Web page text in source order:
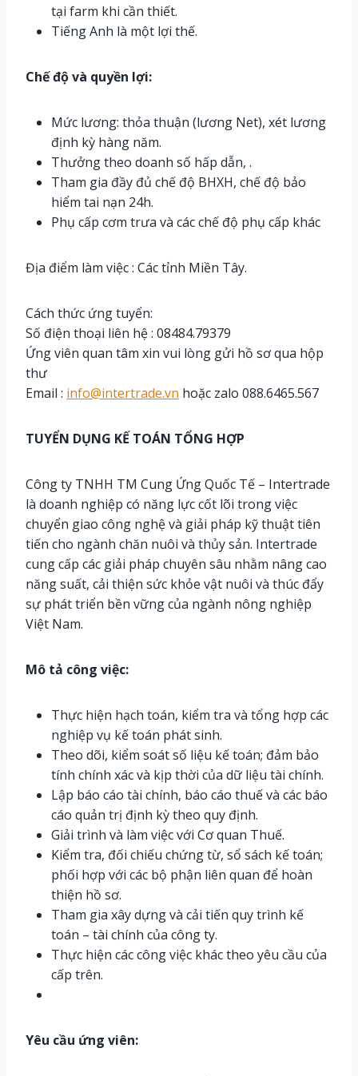
tại farm khi cần thiết.
Tiếng Anh là một lợi thế.
Chế độ và quyền lợi:
Mức lương: thỏa thuận (lương Net), xét lương
định kỳ hàng năm.
Thưởng theo doanh số hấp dẫn, .
Tham gia đầy đủ chế độ BHXH, chế độ bảo
hiểm tai nạn 24h.
Phụ cấp cơm trưa và các chế độ phụ cấp khác
Địa điểm làm việc : Các tỉnh Miền Tây.
Cách thức ứng tuyển:
Số điện thoại liên hệ : 08484.79379
Ứng viên quan tâm xin vui lòng gửi hồ sơ qua hộp
thư
Email : info@intertrade.vn hoặc zalo 088.6465.567
TUYỂN DỤNG KẾ TOÁN TỔNG HỢP
Công ty TNHH TM Cung Ứng Quốc Tế – Intertrade
là doanh nghiệp có năng lực cốt lõi trong việc
chuyển giao công nghệ và giải pháp kỹ thuật tiên
tiến cho ngành chăn nuôi và thủy sản. Intertrade
cung cấp các giải pháp chuyên sâu nhằm nâng cao
năng suất, cải thiện sức khỏe vật nuôi và thúc đẩy
sự phát triển bền vững của ngành nông nghiệp
Việt Nam.
Mô tả công việc:
Thực hiện hạch toán, kiểm tra và tổng hợp các
nghiệp vụ kế toán phát sinh.
Theo dõi, kiểm soát số liệu kế toán; đảm bảo
tính chính xác và kịp thời của dữ liệu tài chính.
Lập báo cáo tài chính, báo cáo thuế và các báo
cáo quản trị định kỳ theo quy định.
Giải trình và làm việc với Cơ quan Thuế.
Kiểm tra, đối chiếu chứng từ, sổ sách kế toán;
phối hợp với các bộ phận liên quan để hoàn
thiện hồ sơ.
Tham gia xây dựng và cải tiến quy trình kế
toán – tài chính của công ty.
Thực hiện các công việc khác theo yêu cầu của
cấp trên.
Yêu cầu ứng viên: